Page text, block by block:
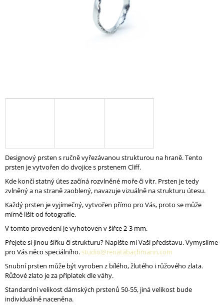
Designový prsten s ručně vyřezávanou strukturou na hraně. Tento
prsten je vytvořen do dvojice s prstenem Cliff.
Kde končí statný útes začíná rozvlněné moře či vítr. Prsten je tedy
zvlněný a na straně zaoblený, navazuje vizuálně na strukturu útesu.
Každý prsten je vyjímečný, vytvořen přímo pro Vás, proto se může
mírně lišit od fotografie.
V tomto provedení je vyhotoven v šířce 2-3 mm.
Přejete si jinou šířku či strukturu? Napište mi Vaší představu. Vymyslíme
pro Vás něco speciálního. studio@renatabachmann.com
Snubní prsten může být vyroben z bílého, žlutého i růžového zlata.
Růžové zlato je za příplatek dle váhy.
Standardní velikost dámských prstenů 50-55, jiná velikost bude
individuálně naceněna.
D
O
P
O
R
U
Č
U
J
E
M
E
MATNÝ
PRSTEN
FACETED